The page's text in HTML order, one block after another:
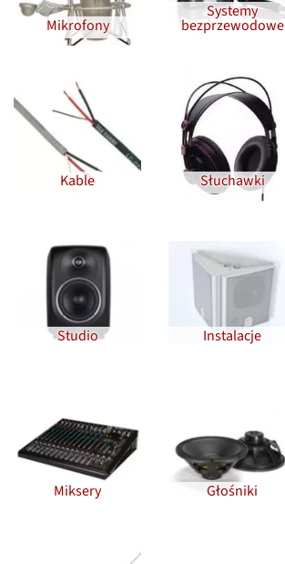
Mikrofony
Systemy
bezprzewodowe
Kable Słuchawki
Studio Instalacje
Miksery Głośniki